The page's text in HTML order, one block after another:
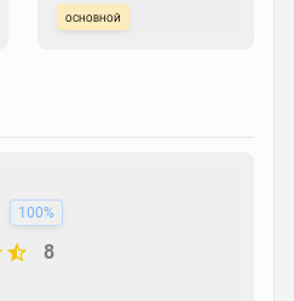
основной
100%
8